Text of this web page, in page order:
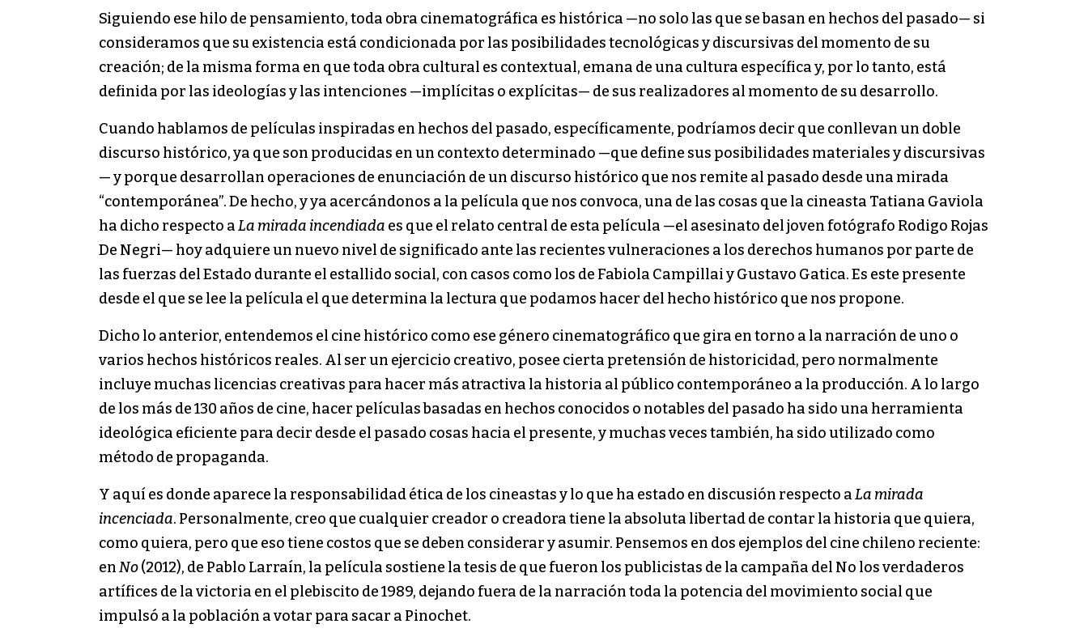
Siguiendo ese hilo de pensamiento, toda obra cinematográfica es histórica —no solo las que se basan en hechos del pasado— si
consideramos que su existencia está condicionada por las posibilidades tecnológicas y discursivas del momento de su
creación; de la misma forma en que toda obra cultural es contextual, emana de una cultura específica y, por lo tanto, está
definida por las ideologías y las intenciones —implícitas o explícitas— de sus realizadores al momento de su desarrollo.
Cuando hablamos de películas inspiradas en hechos del pasado, específicamente, podríamos decir que conllevan un doble
discurso histórico, ya que son producidas en un contexto determinado —que define sus posibilidades materiales y discursivas
— y porque desarrollan operaciones de enunciación de un discurso histórico que nos remite al pasado desde una mirada
“contemporánea”. De hecho, y ya acercándonos a la película que nos convoca, una de las cosas que la cineasta Tatiana Gaviola
ha dicho respecto aLa mirada incendiada es que el relato central de esta película —el asesinato del joven fotógrafo Rodigo Rojas
De Negri— hoy adquiere un nuevo nivel de significado ante las recientes vulneraciones a los derechos humanos por parte de
las fuerzas del Estado durante el estallido social, con casos como los de Fabiola Campillai y Gustavo Gatica. Es este presente
desde el que se lee la película el que determina la lectura que podamos hacer del hecho histórico que nos propone.
Dicho lo anterior, entendemos el cine histórico como ese género cinematográfico que gira en torno a la narración de uno o
varios hechos históricos reales. Al ser un ejercicio creativo, posee cierta pretensión de historicidad, pero normalmente
incluye muchas licencias creativas para hacer más atractiva la historia al público contemporáneo a la producción. A lo largo
de los más de 130 años de cine, hacer películas basadas en hechos conocidos o notables del pasado ha sido una herramienta
ideológica eficiente para decir desde el pasado cosas hacia el presente, y muchas veces también, ha sido utilizado como
método de propaganda.
Y aquí es donde aparece la responsabilidad ética de los cineastas y lo que ha estado en discusión respecto aLa mirada
incenciada. Personalmente, creo que cualquier creador o creadora tiene la absoluta libertad de contar la historia que quiera,
como quiera, pero que eso tiene costos que se deben considerar y asumir. Pensemos en dos ejemplos del cine chileno reciente:
enNo(2012), de Pablo Larraín, la película sostiene la tesis de que fueron los publicistas de la campaña del No los verdaderos
artífices de la victoria en el plebiscito de 1989, dejando fuera de la narración toda la potencia del movimiento social que
impulsó a la población a votar para sacar a Pinochet.